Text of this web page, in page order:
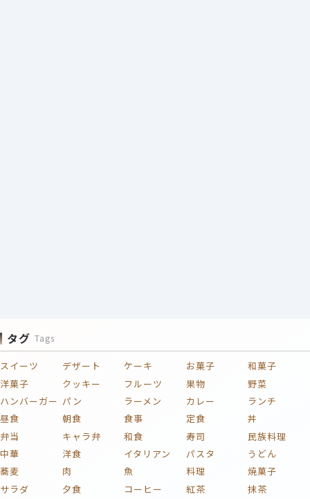
タグ Tags
スイーツ デザート ケーキ お菓子
和菓子
洋菓子
クッキー フルーツ 果物
野菜
ハンバーガー パン ラーメン カレー
ランチ
昼食
朝食 食事 定食
丼
弁当
キャラ弁 和食 寿司
民族料理
中華
洋食 イタリアン パスタ
うどん
蕎麦
肉 魚 料理
焼菓子
サラダ
夕食 コーヒー 紅茶
抹茶